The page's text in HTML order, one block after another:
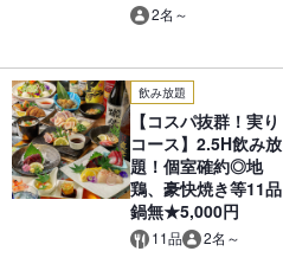
2名～
飲み放題
【コスパ抜群！実り
コース】2.5H飲み放
題！個室確約◎地
鶏、豪快焼き等11品
鍋無★5,000円
11品 2名～